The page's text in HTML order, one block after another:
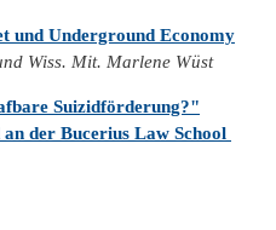
und Underground Economy
Wiss. Mit. Marlene Wüst
Suizidförderung?"
der Bucerius Law School